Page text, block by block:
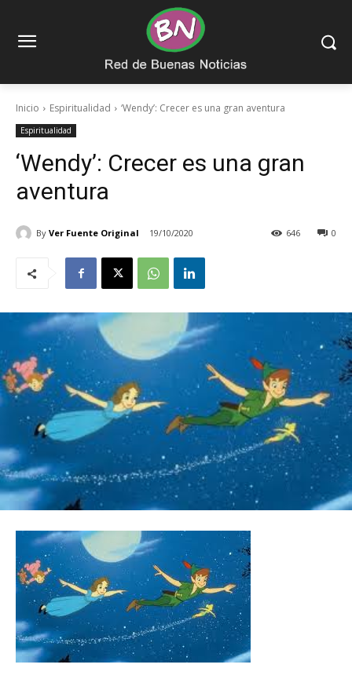
Inicio Espiritualidad ‘Wendy’: Crecer es una gran aventura
Espiritualidad
‘Wendy’: Crecer es una gran
aventura
By Ver Fuente Original 19/10/2020 0
646